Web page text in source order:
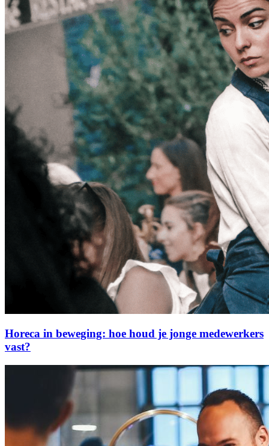
Horeca in beweging: hoe houd je jonge medewerkers
vast?